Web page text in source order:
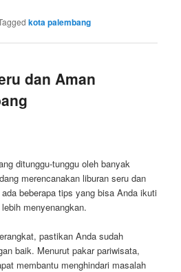
kota palembang
dan Aman
ditunggu-tunggu oleh banyak
merencanakan liburan seru dan
beberapa tips yang bisa Anda ikuti
menyenangkan.
pastikan Anda sudah
baik. Menurut pakar pariwisata,
membantu menghindari masalah